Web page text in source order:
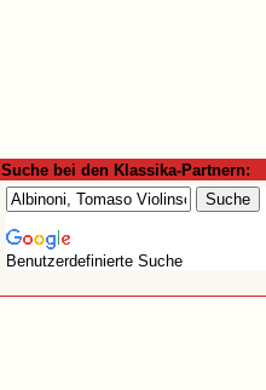
Suche bei den Klassika-Partnern:
Benutzerdefinierte Suche